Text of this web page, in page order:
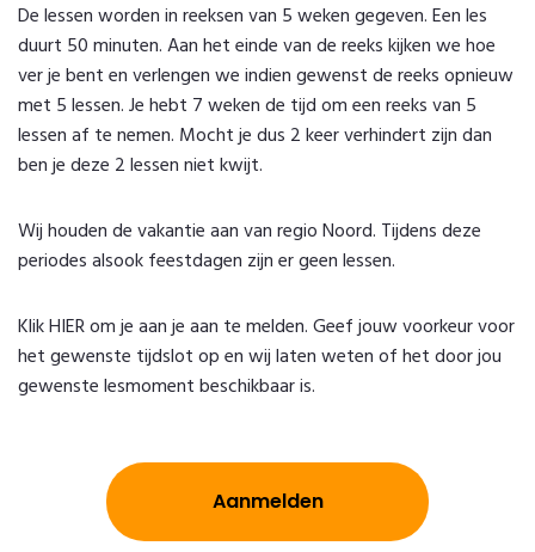
De lessen worden in reeksen van 5 weken gegeven. Een les
duurt 50 minuten. Aan het einde van de reeks kijken we hoe
ver je bent en verlengen we indien gewenst de reeks opnieuw
met 5 lessen. Je hebt 7 weken de tijd om een reeks van 5
lessen af te nemen. Mocht je dus 2 keer verhindert zijn dan
ben je deze 2 lessen niet kwijt.
Wij houden de vakantie aan van regio Noord. Tijdens deze
periodes alsook feestdagen zijn er geen lessen.
KlikHIERom je aan je aan te melden. Geef jouw voorkeur voor
het gewenste tijdslot op en wij laten weten of het door jou
gewenste lesmoment beschikbaar is.
Aanmelden